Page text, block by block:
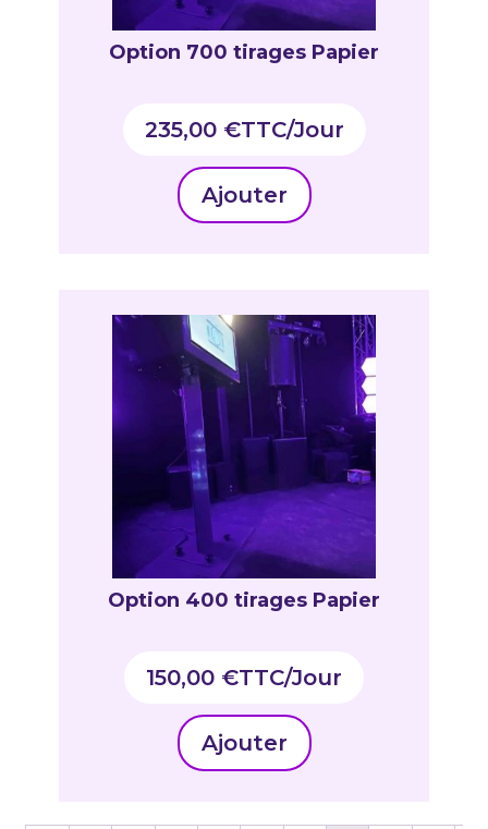
Option 700 tirages Papier
235,00 €TTC
Ajouter
Option 400 tirages Papier
150,00 €TTC
Ajouter